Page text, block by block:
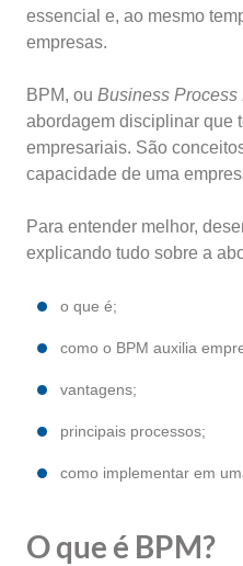
essencial e, ao mesmo
empresas.
BPM, ou Business Process
abordagem disciplinar que
empresariais. São
capacidade de uma
Para entender melhor,
explicando tudo sobre a
o que é;
como o BPM auxilia
vantagens;
principais processos;
como implementar em
O que é BPM?